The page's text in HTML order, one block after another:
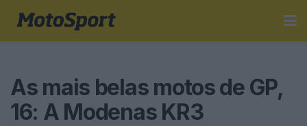
As mais belas motos de GP,
16: A Modenas KR3